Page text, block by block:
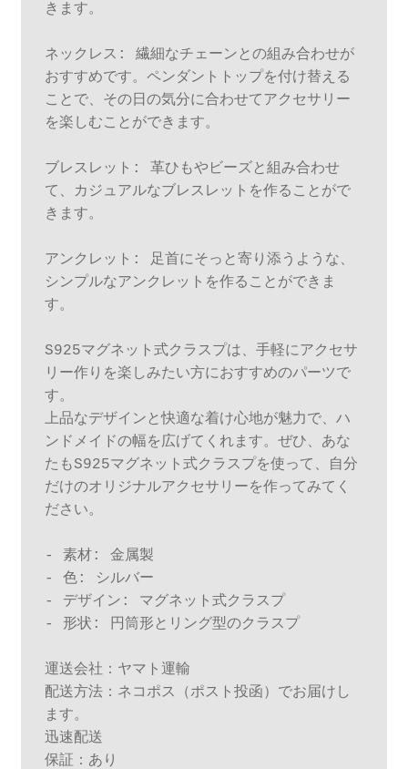
きます。
ネックレス: 繊細なチェーンとの組み合わせが
おすすめです。ペンダントトップを付け替える
ことで、その日の気分に合わせてアクセサリー
を楽しむことができます。
ブレスレット: 革ひもやビーズと組み合わせ
て、カジュアルなブレスレットを作ることがで
きます。
アンクレット: 足首にそっと寄り添うような、
シンプルなアンクレットを作ることができま
す。
S925マグネット式クラスプは、手軽にアクセサ
リー作りを楽しみたい方におすすめのパーツで
す。
上品なデザインと快適な着け心地が魅力で、ハ
ンドメイドの幅を広げてくれます。ぜひ、あな
たもS925マグネット式クラスプを使って、自分
だけのオリジナルアクセサリーを作ってみてく
ださい。
- 素材: 金属製
- 色: シルバー
- デザイン: マグネット式クラスプ
- 形状: 円筒形とリング型のクラスプ
運送会社：ヤマト運輸
配送方法：ネコポス（ポスト投函）でお届けし
ます。
迅速配送
保証：あり